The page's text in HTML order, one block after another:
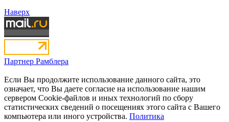
Наверх
Партнер Рамблера
Если Вы продолжите использование данного сайта, это
означает, что Вы даете согласие на использование нашим
сервером Cookie-файлов и иных технологий по сбору
статистических сведений о посещениях этого сайта с Вашего
компьютера или иного устройства. Политика